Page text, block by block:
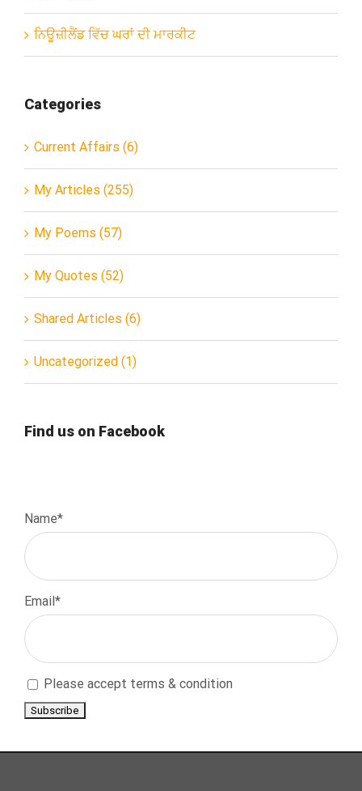
ਨਿਊਜ਼ੀਲੈਂਡ ਵਿੱਚ ਘਰਾਂ ਦੀ ਮਾਰਕੀਟ
Categories
Current Affairs (6)
My Articles (255)
My Poems (57)
My Quotes (52)
Shared Articles (6)
Uncategorized (1)
Find us on Facebook
Name*
Email*
Please accept terms & condition